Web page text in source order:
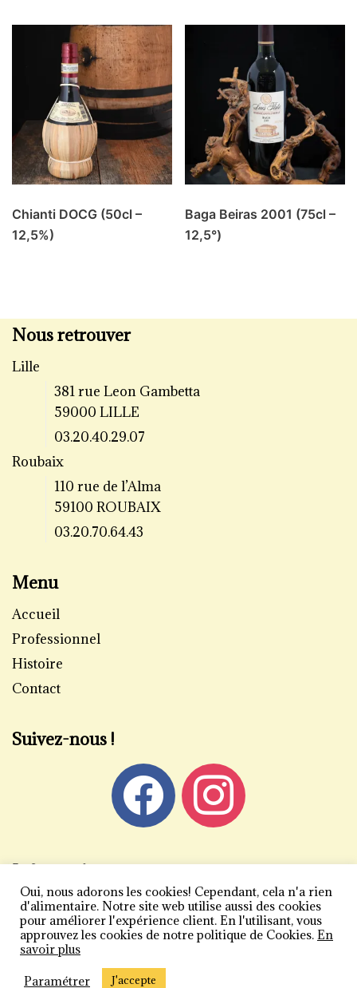
Chianti DOCG (50cl –
12,5%)
Baga Beiras 2001 (75cl –
12,5°)
Nous retrouver
Lille
381 rue Leon Gambetta
59000 LILLE
03.20.40.29.07
Roubaix
110 rue de l’Alma
59100 ROUBAIX
03.20.70.64.43
Menu
Accueil
Professionnel
Histoire
Contact
Suivez-nous !
Informations
Mentions légales
Politique de confidentialité
Conditions générales de vente
Plan du site
Oui, nous adorons les cookies! Cependant, cela n'a rien
d'alimentaire. Notre site web utilise aussi des cookies
pour améliorer l'expérience client. En l'utilisant, vous
approuvez les cookies de notre politique de Cookies. En
savoir plus
Paramétrer
J'accepte